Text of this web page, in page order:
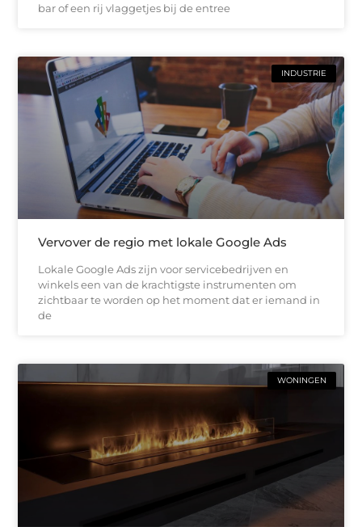
bar of een rij vlaggetjes bij de entree
INDUSTRIE
Vervover de regio met lokale Google Ads
Lokale Google Ads zijn voor servicebedrijven en
winkels een van de krachtigste instrumenten om
zichtbaar te worden op het moment dat er iemand in
de
WONINGEN